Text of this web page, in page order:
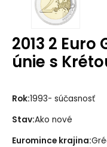
2013 2
únie s
Rok:1993- súčasnosť
Stav:Ako nové
Euromince krajina: